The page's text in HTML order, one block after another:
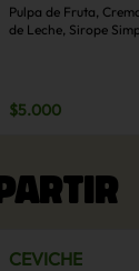
Pulpa de Fruta,
de Leche, Sirope
$5.000
CEVICHE